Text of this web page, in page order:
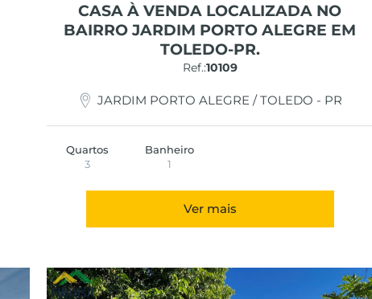
CASA À VENDA LOCALIZADA NO
BAIRRO JARDIM PORTO ALEGRE EM
TOLEDO-PR.
Ref.:10109
JARDIM PORTO ALEGRE / TOLEDO - PR
Quartos
3
Banheiro
1
Ver mais